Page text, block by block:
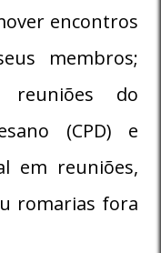
encontros
membros;
reuniões do
(CPD) e
em reuniões,
romarias fora